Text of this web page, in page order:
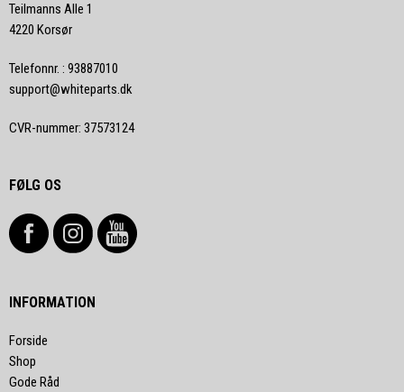
Teilmanns Alle 1
4220 Korsør
Telefonnr. : 93887010
support@whiteparts.dk
CVR-nummer: 37573124
FØLG OS
INFORMATION
Forside
Shop
Gode Råd